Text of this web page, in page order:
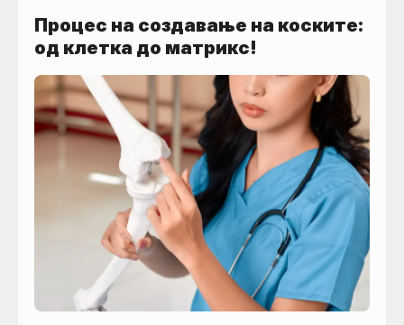
Процес на создавање на коските:
од клетка до матрикс!